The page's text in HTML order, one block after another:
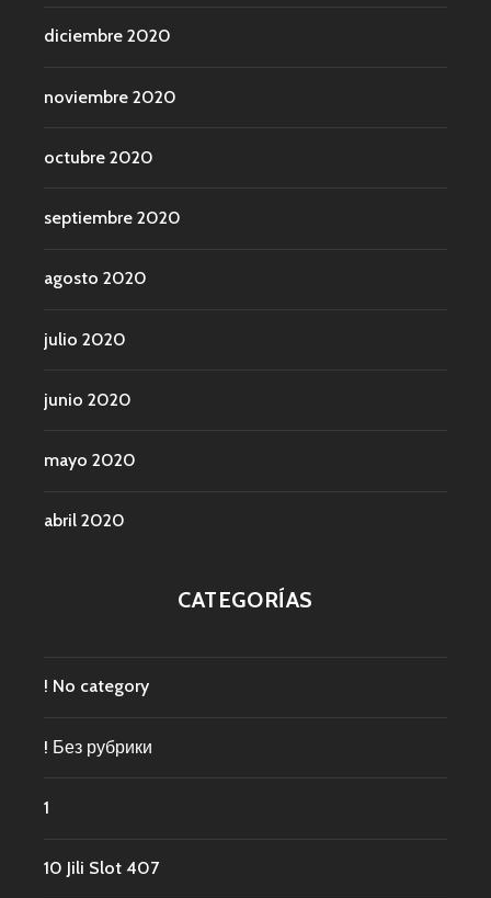
diciembre 2020
noviembre 2020
octubre 2020
septiembre 2020
agosto 2020
julio 2020
junio 2020
mayo 2020
abril 2020
CATEGORÍAS
! No category
! Без рубрики
1
10 Jili Slot 407